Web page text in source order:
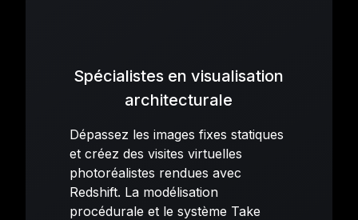
Spécialistes en visualisation
architecturale
Dépassez les images fixes statiques
et créez des visites virtuelles
photoréalistes rendues avec
Redshift. La modélisation
procédurale et le système Take